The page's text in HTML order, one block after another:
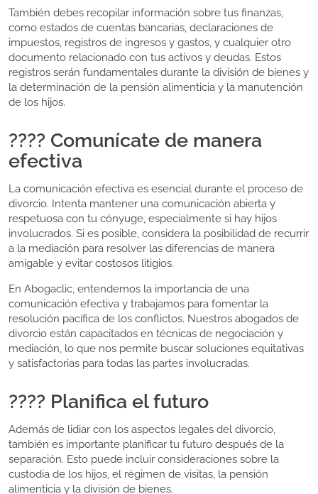
También debes recopilar información sobre tus finanzas,
como estados de cuentas bancarias, declaraciones de
impuestos, registros de ingresos y gastos, y cualquier otro
documento relacionado con tus activos y deudas. Estos
registros serán fundamentales durante la división de bienes y
la determinación de la pensión alimenticia y la manutención
de los hijos.
????️ Comunícate de manera
efectiva
La comunicación efectiva es esencial durante el proceso de
divorcio. Intenta mantener una comunicación abierta y
respetuosa con tu cónyuge, especialmente si hay hijos
involucrados. Si es posible, considera la posibilidad de recurrir
a la mediación para resolver las diferencias de manera
amigable y evitar costosos litigios.
En Abogaclic, entendemos la importancia de una
comunicación efectiva y trabajamos para fomentar la
resolución pacífica de los conflictos. Nuestros abogados de
divorcio están capacitados en técnicas de negociación y
mediación, lo que nos permite buscar soluciones equitativas
y satisfactorias para todas las partes involucradas.
???? Planifica el futuro
Además de lidiar con los aspectos legales del divorcio,
también es importante planificar tu futuro después de la
separación. Esto puede incluir consideraciones sobre la
custodia de los hijos, el régimen de visitas, la pensión
alimenticia y la división de bienes.